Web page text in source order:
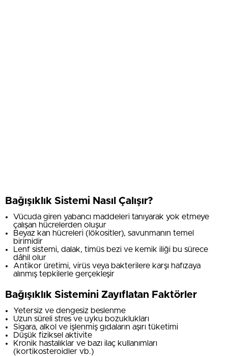
Bağışıklık Sistemi Nasıl Çalışır?
Vücuda giren yabancı maddeleri tanıyarak yok etmeye
çalışan hücrelerden oluşur
Beyaz kan hücreleri (lökositler), savunmanın temel
birimidir
Lenf sistemi, dalak, timüs bezi ve kemik iliği bu sürece
dâhil olur
Antikor üretimi, virüs veya bakterilere karşı hafızaya
alınmış tepkilerle gerçekleşir
Bağışıklık Sistemini Zayıflatan Faktörler
Yetersiz ve dengesiz beslenme
Uzun süreli stres ve uyku bozuklukları
Sigara, alkol ve işlenmiş gıdaların aşırı tüketimi
Düşük fiziksel aktivite
Kronik hastalıklar ve bazı ilaç kullanımları
(kortikosteroidler vb.)